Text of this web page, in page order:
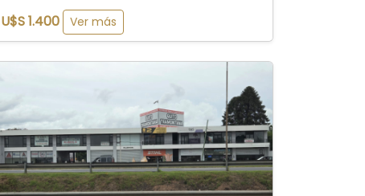
U$S 1.400 Ver más